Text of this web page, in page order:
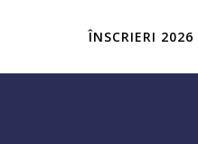
ÎNSCRIERI 2026